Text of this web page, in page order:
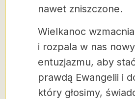
nawet zniszczone.
Wielkanoc
i rozpala w nas
entuzjazmu, aby
prawdą Ewangelii i
który głosimy,